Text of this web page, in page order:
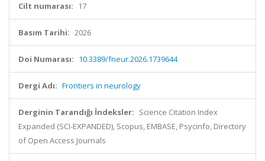
Cilt numarası: 17
Basım Tarihi: 2026
Doi Numarası: 10.3389/fneur.2026.1739644
Dergi Adı: Frontiers in neurology
Derginin Tarandığı İndeksler: Science Citation Index
Expanded (SCI-EXPANDED), Scopus, EMBASE, Psycinfo, Directory
of Open Access Journals